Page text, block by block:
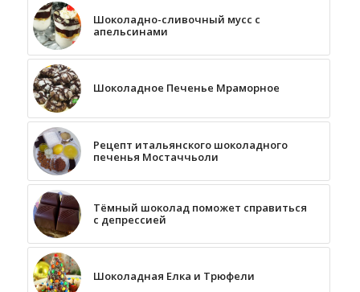
Шоколадно-сливочный мусс с
апельсинами
Шоколадное Печенье Мраморное
Рецепт итальянского шоколадного
печенья Мостаччьоли
Тёмный шоколад поможет справиться
с депрессией
Шоколадная Елка и Трюфели